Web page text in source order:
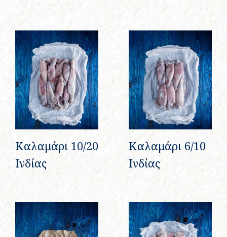
Καλαμάρι 10/20
Ινδίας
Καλαμάρι 6/10
Ινδίας